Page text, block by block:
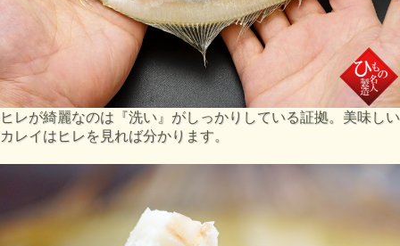
ヒレが綺麗なのは『洗い』がしっかりしている証拠。美味しい
カレイはヒレを見れば分かります。